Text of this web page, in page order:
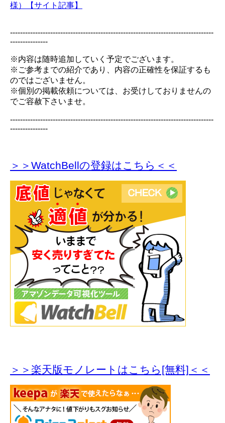
様）【サイト記事】
---------------------------------------------------------------------------------
---------------
※内容は随時追加していく予定でございます。
※ご参考までの紹介であり、内容の正確性を保証するも
のではございません。
※個別の掲載依頼については、お受けしておりませんの
でご容赦下さいませ。
---------------------------------------------------------------------------------
---------------
＞＞WatchBellの登録はこちら＜＜
＞＞楽天版モノレートはこちら[無料]＜＜